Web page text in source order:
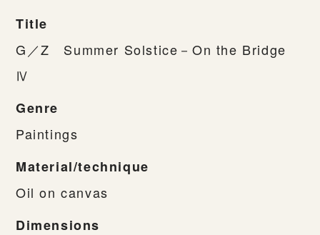
Title
G／Z Summer Solstice－On the Bridge
Ⅳ
Genre
Paintings
Material/technique
Oil on canvas
Dimensions